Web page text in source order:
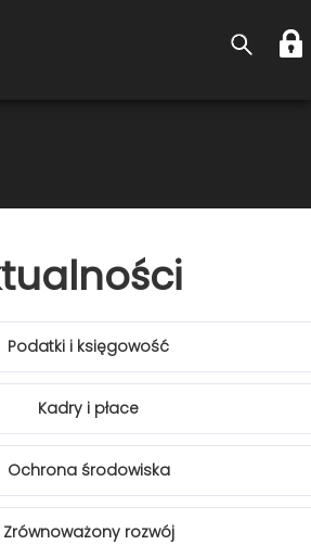
Podatki i księgowość
Kadry i płace
Ochrona środowiska
Zrównoważony rozwój